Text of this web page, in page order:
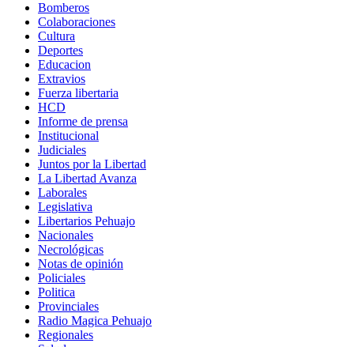
Bomberos
Colaboraciones
Cultura
Deportes
Educacion
Extravios
Fuerza libertaria
HCD
Informe de prensa
Institucional
Judiciales
Juntos por la Libertad
La Libertad Avanza
Laborales
Legislativa
Libertarios Pehuajo
Nacionales
Necrológicas
Notas de opinión
Policiales
Politica
Provinciales
Radio Magica Pehuajo
Regionales